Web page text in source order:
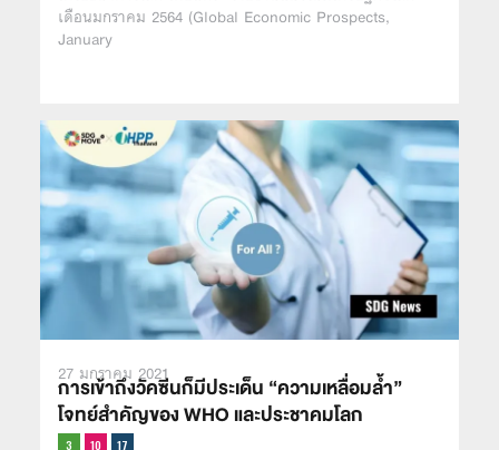
เดือนมกราคม 2564 (Global Economic Prospects,
January
27 มกราคม 2021
การเข้าถึงวัคซีนก็มีประเด็น “ความเหลื่อมล้ำ”
โจทย์สำคัญของ WHO และประชาคมโลก